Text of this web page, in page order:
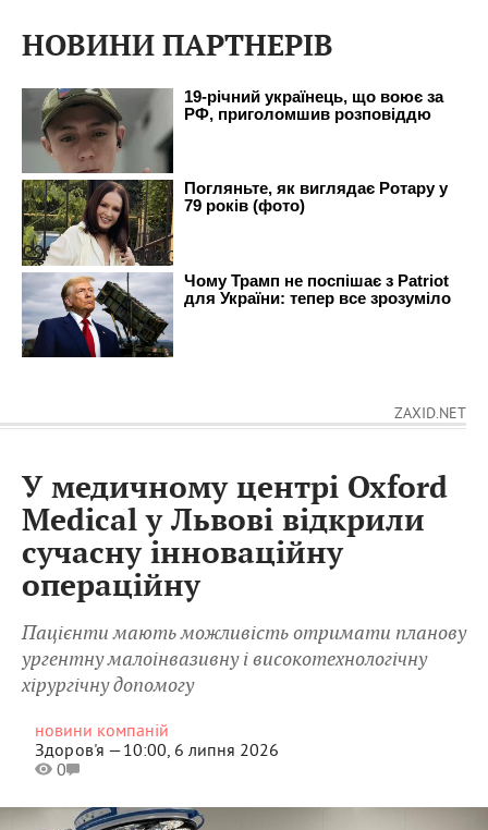
НОВИНИ ПАРТНЕРІВ
ZAXID.NET
У медичному центрі Oxford
Medical у Львові відкрили
сучасну інноваційну
операційну
Пацієнти мають можливість отримати планову
ургентну малоінвазивну і високотехнологічну
хірургічну допомогу
новини компаній
Здоров'я —10:00, 6 липня 2026
0